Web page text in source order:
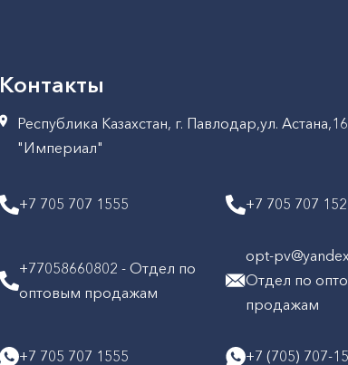
Контакты
Республика Казахстан, г. Павлодар,ул.
"Империал"
+7 705 707 1555 +7 705 707
+77058660802 - Отдел по
оптовым продажам
opt-
Отдел по
продажам
+7 705 707 1555 +7 (705) 707-